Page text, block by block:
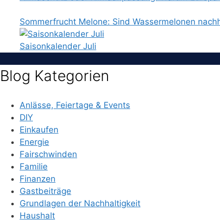
Sommerfrucht Melone: Sind Wassermelonen
Saisonkalender Juli
Blog Kategorien
Anlässe, Feiertage & Events
DIY
Einkaufen
Energie
Fairschwinden
Familie
Finanzen
Gastbeiträge
Grundlagen der Nachhaltigkeit
Haushalt